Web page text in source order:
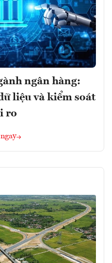
ngân hàng:
liệu và kiểm soát
ro